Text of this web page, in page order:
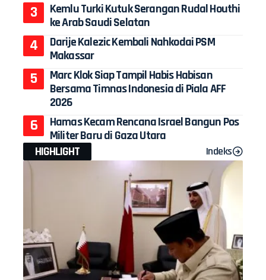
Kemlu Turki Kutuk Serangan Rudal Houthi
ke Arab Saudi Selatan
Darije Kalezic Kembali Nahkodai PSM
Makassar
Marc Klok Siap Tampil Habis Habisan
Bersama Timnas Indonesia di Piala AFF
2026
Hamas Kecam Rencana Israel Bangun Pos
Militer Baru di Gaza Utara
HIGHLIGHT
Indeks